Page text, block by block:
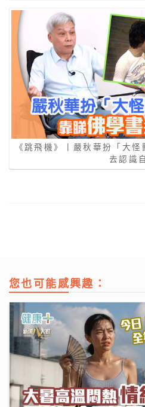
《跳飛機》丨嚴秋華扮「大
去認識
您也可能感興趣：